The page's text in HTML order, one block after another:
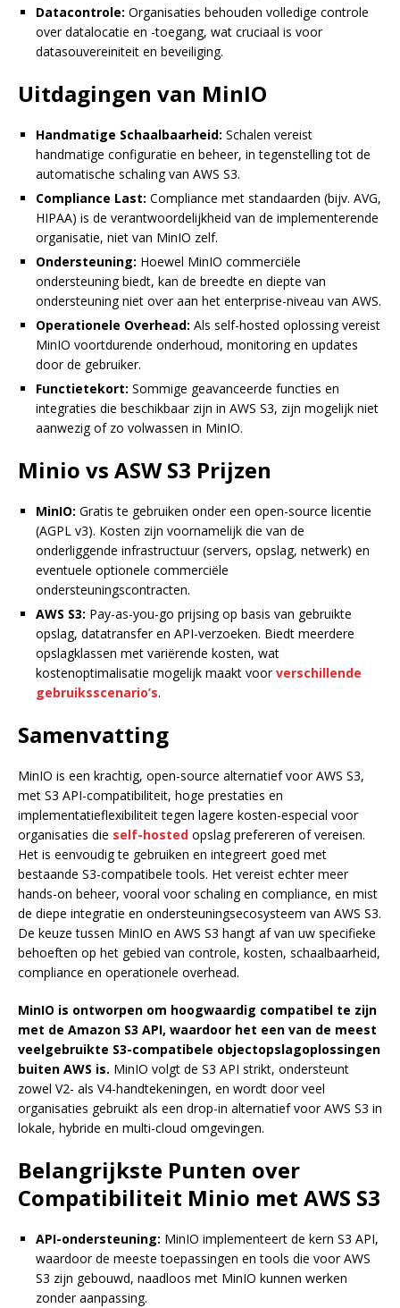
Datacontrole: Organisaties behouden volledige controle
over datalocatie en -toegang, wat cruciaal is voor
datasouvereiniteit en beveiliging.
Uitdagingen van MinIO
Handmatige Schaalbaarheid: Schalen vereist
handmatige configuratie en beheer, in tegenstelling tot de
automatische schaling van AWS S3.
Compliance Last: Compliance met standaarden (bijv. AVG,
HIPAA) is de verantwoordelijkheid van de implementerende
organisatie, niet van MinIO zelf.
Ondersteuning: Hoewel MinIO commerciële
ondersteuning biedt, kan de breedte en diepte van
ondersteuning niet over aan het enterprise-niveau van AWS.
Operationele Overhead: Als self-hosted oplossing vereist
MinIO voortdurende onderhoud, monitoring en updates
door de gebruiker.
Functietekort: Sommige geavanceerde functies en
integraties die beschikbaar zijn in AWS S3, zijn mogelijk niet
aanwezig of zo volwassen in MinIO.
Minio vs ASW S3 Prijzen
MinIO: Gratis te gebruiken onder een open-source licentie
(AGPL v3). Kosten zijn voornamelijk die van de
onderliggende infrastructuur (servers, opslag, netwerk) en
eventuele optionele commerciële
ondersteuningscontracten.
AWS S3: Pay-as-you-go prijsing op basis van gebruikte
opslag, datatransfer en API-verzoeken. Biedt meerdere
opslagklassen met variërende kosten, wat
kostenoptimalisatie mogelijk maakt voorverschillende
gebruiksscenario’s.
Samenvatting
MinIO is een krachtig, open-source alternatief voor AWS S3,
met S3 API-compatibiliteit, hoge prestaties en
implementatieflexibiliteit tegen lagere kosten-especial voor
organisaties die self-hosted opslag prefereren of vereisen.
Het is eenvoudig te gebruiken en integreert goed met
bestaande S3-compatibele tools. Het vereist echter meer
hands-on beheer, vooral voor schaling en compliance, en mist
de diepe integratie en ondersteuningsecosysteem van AWS S3.
De keuze tussen MinIO en AWS S3 hangt af van uw specifieke
behoeften op het gebied van controle, kosten, schaalbaarheid,
compliance en operationele overhead.
MinIO is ontworpen om hoogwaardig compatibel te zijn
met de Amazon S3 API, waardoor het een van de meest
veelgebruikte S3-compatibele objectopslagoplossingen
buiten AWS is. MinIO volgt de S3 API strikt, ondersteunt
zowel V2- als V4-handtekeningen, en wordt door veel
organisaties gebruikt als een drop-in alternatief voor AWS S3 in
lokale, hybride en multi-cloud omgevingen.
Belangrijkste Punten over
Compatibiliteit Minio met AWS S3
API-ondersteuning: MinIO implementeert de kern S3 API,
waardoor de meeste toepassingen en tools die voor AWS
S3 zijn gebouwd, naadloos met MinIO kunnen werken
zonder aanpassing.